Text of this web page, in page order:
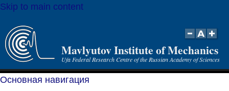
Skip to main content
Mavlyutov Institute of Mechanics
Ufa Federal Research Centre of the Russian Academy of Sciences
Основная навигация